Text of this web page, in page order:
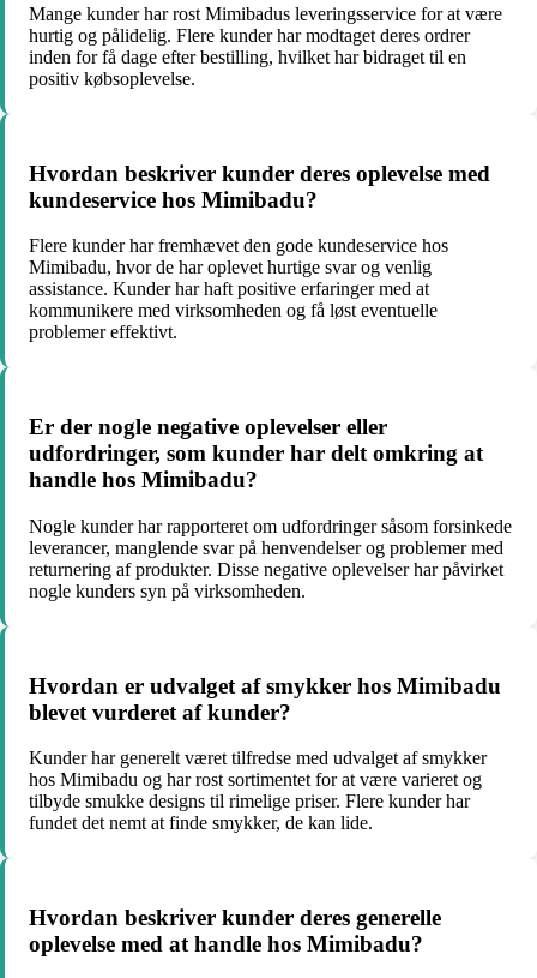
Mange kunder har rost Mimibadus leveringsservice for at være
hurtig og pålidelig. Flere kunder har modtaget deres ordrer
inden for få dage efter bestilling, hvilket har bidraget til en
positiv købsoplevelse.
Hvordan beskriver kunder deres oplevelse med
kundeservice hos Mimibadu?
Flere kunder har fremhævet den gode kundeservice hos
Mimibadu, hvor de har oplevet hurtige svar og venlig
assistance. Kunder har haft positive erfaringer med at
kommunikere med virksomheden og få løst eventuelle
problemer effektivt.
Er der nogle negative oplevelser eller
udfordringer, som kunder har delt omkring at
handle hos Mimibadu?
Nogle kunder har rapporteret om udfordringer såsom forsinkede
leverancer, manglende svar på henvendelser og problemer med
returnering af produkter. Disse negative oplevelser har påvirket
nogle kunders syn på virksomheden.
Hvordan er udvalget af smykker hos Mimibadu
blevet vurderet af kunder?
Kunder har generelt været tilfredse med udvalget af smykker
hos Mimibadu og har rost sortimentet for at være varieret og
tilbyde smukke designs til rimelige priser. Flere kunder har
fundet det nemt at finde smykker, de kan lide.
Hvordan beskriver kunder deres generelle
oplevelse med at handle hos Mimibadu?